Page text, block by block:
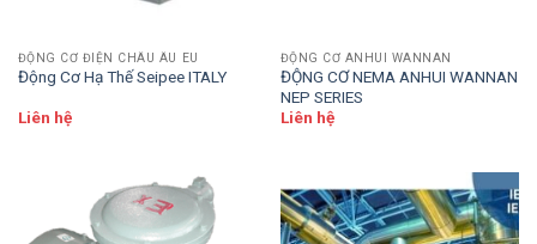
ĐỘNG CƠ ĐIỆN CHÂU ÂU EU
Động Cơ Hạ Thế Seipee ITALY
Liên hệ
ĐỘNG CƠ ANHUI WANNAN
ĐỘNG CƠ NEMA ANHUI WANNAN
NEP SERIES
Liên hệ